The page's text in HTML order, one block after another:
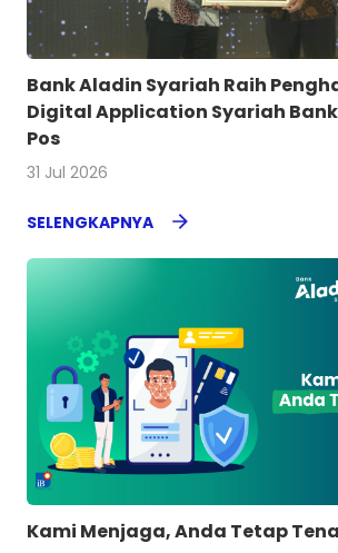
Bank Aladin Syariah Raih
Digital Application Syariah
Pos
31 Jul 2026
SELENGKAPNYA
Kami Menjaga, Anda Tetap